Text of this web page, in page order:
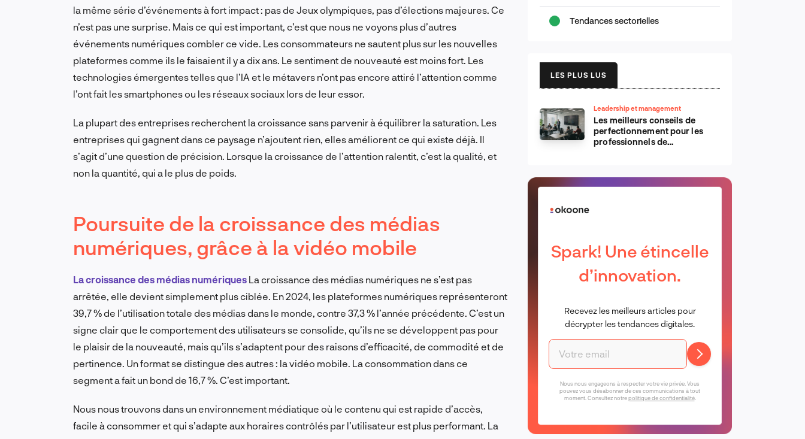
la même série d’événements à fort impact : pas de Jeux olympiques, pas d’élections majeures. Ce
n’est pas une surprise. Mais ce qui est important, c’est que nous ne voyons plus d’autres
événements numériques combler ce vide. Les consommateurs ne sautent plus sur les nouvelles
plateformes comme ils le faisaient il y a dix ans. Le sentiment de nouveauté est moins fort. Les
technologies émergentes telles que l’IA et le métavers n’ont pas encore attiré l’attention comme
l’ont fait les smartphones ou les réseaux sociaux lors de leur essor.
La plupart des entreprises recherchent la croissance sans parvenir à équilibrer la saturation. Les
entreprises qui gagnent dans ce paysage n’ajoutent rien, elles améliorent ce qui existe déjà. Il
s’agit d’une question de précision. Lorsque la croissance de l’attention ralentit, c’est la qualité, et
non la quantité, qui a le plus de poids.
Poursuite de la croissance des médias
numériques, grâce à la vidéo mobile
La croissance des médias numériques La croissance des médias numériques ne s’est pas
arrêtée, elle devient simplement plus ciblée. En 2024, les plateformes numériques représenteront
39,7 % de l’utilisation totale des médias dans le monde, contre 37,3 % l’année précédente. C’est un
signe clair que le comportement des utilisateurs se consolide, qu’ils ne se développent pas pour
le plaisir de la nouveauté, mais qu’ils s’adaptent pour des raisons d’efficacité, de commodité et de
pertinence. Un format se distingue des autres : la vidéo mobile. La consommation dans ce
segment a fait un bond de 16,7 %. C’est important.
Nous nous trouvons dans un environnement médiatique où le contenu qui est rapide d’accès,
facile à consommer et qui s’adapte aux horaires contrôlés par l’utilisateur est plus performant. La
Tendances sectorielles
LES PLUS LUS
Leadership et management
Les meilleurs conseils de
perfectionnement pour les
professionnels de
Spark! Une étincelle
d’innovation.
Recevez les meilleurs articles pour
décrypter les tendances digitales.
Nous nous engageons à respecter votre vie privée. Vous
pouvez vous désabonner de ces communications à tout
moment. Consultez notrepolitique de confidentialité.